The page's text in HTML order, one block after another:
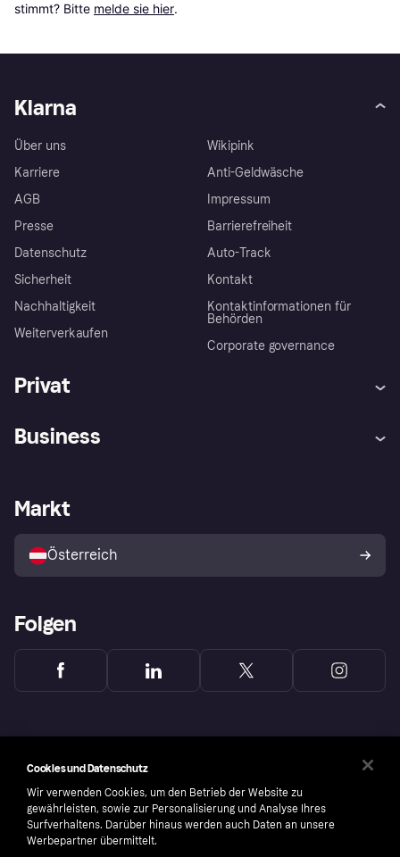
stimmt? Bitte melde sie hier.
Klarna
Über uns
Karriere
AGB
Presse
Datenschutz
Sicherheit
Nachhaltigkeit
Weiterverkaufen
Wikipink
Anti-Geldwäsche
Impressum
Barrierefreiheit
Auto-Track
Kontakt
Kontaktinformationen für
Behörden
Corporate governance
Privat
Shops entdecken
Business
Händlerportal
Markt
Österreich
Folgen
Cookies und Datenschutz
Wir verwenden Cookies, um den Betrieb der Website zu
gewährleisten, sowie zur Personalisierung und Analyse Ihres
Surfverhaltens. Darüber hinaus werden auch Daten an unsere
Werbepartner übermittelt.